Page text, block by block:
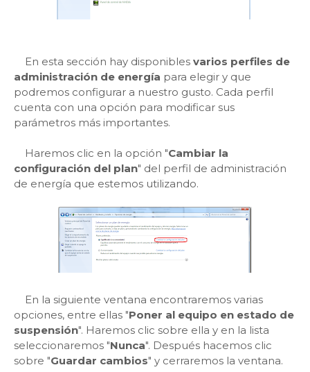
En esta sección hay disponibles varios perfiles de
administración de energía para elegir y que
podremos configurar a nuestro gusto. Cada perfil
cuenta con una opción para modificar sus
parámetros más importantes.
Haremos clic en la opción "Cambiar la
configuración del plan" del perfil de administración
de energía que estemos utilizando.
En la siguiente ventana encontraremos varias
opciones, entre ellas "Poner al equipo en estado de
suspensión". Haremos clic sobre ella y en la lista
seleccionaremos "Nunca". Después hacemos clic
sobre "Guardar cambios" y cerraremos la ventana.